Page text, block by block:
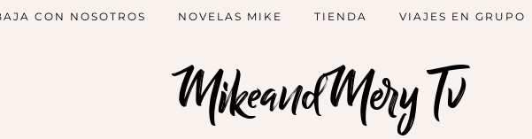
MikeandMery Tv
CON NOSOTROS NOVELAS MIKE TIENDA VIAJES EN GRUPO